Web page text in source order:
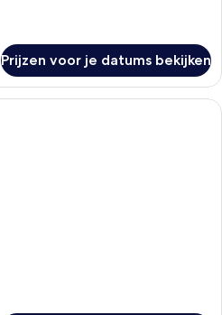
Prijzen voor je datums bekijken
Een balkon met een zachte zithoek,